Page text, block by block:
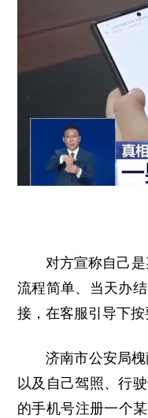
对方宣称自己
流程简单、当天办
接，在客服引导下按
济南市公安局
以及自己驾照、行
的手机号注册一个